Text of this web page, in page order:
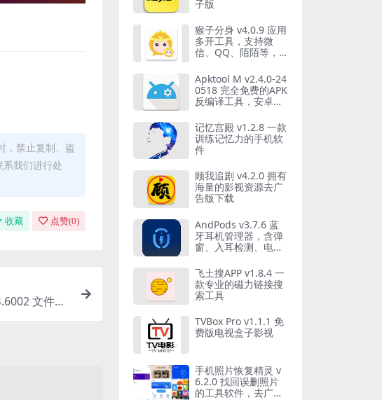
，禁止复制、盗
我们进行处
收藏 点赞(0)
文件文
子版
猴子分身 v4.0.9 应用
多开工具，支持微
信、QQ、陌陌等，
Apktool M v2.4.0-24
0518 完全免费的APK
反编译工具，安卓反
记忆宫殿 v1.2.8 一款
训练记忆力的手机软
件
顾我追剧 v4.2.0 拥有
海量的影视资源去广
告版下载
AndPods v3.7.6 蓝
牙耳机管理器，含弹
窗、入耳检测、电量
飞土搜APP v1.8.4 一
款专业的磁力链接搜
索工具
TVBox Pro v1.1.1 免
费版电视盒子影视
手机照片恢复精灵 v
6.2.0 找回误删照片
的工具软件，去广告